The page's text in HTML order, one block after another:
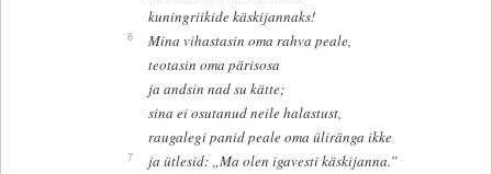
kuningriikide käskijannaks!
6
Mina vihastasin oma rahva peale,
teotasin oma pärisosa
ja andsin nad su kätte;
sina ei osutanud neile halastust,
raugalegi panid peale oma üliränga ikke
7
ja ütlesid: „Ma olen igavesti käskijanna.”